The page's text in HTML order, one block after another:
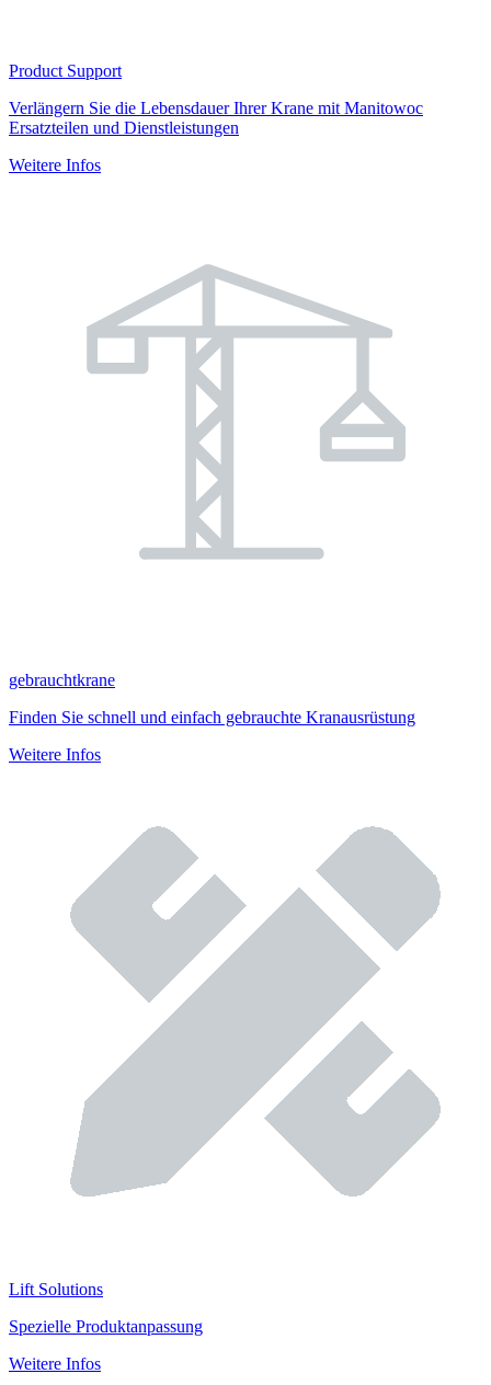
Product Support
Verlängern Sie die Lebensdauer Ihrer Krane mit Manitowoc
Ersatzteilen und Dienstleistungen
Weitere Infos
gebrauchtkrane
Finden Sie schnell und einfach gebrauchte Kranausrüstung
Weitere Infos
Lift Solutions
Spezielle Produktanpassung
Weitere Infos